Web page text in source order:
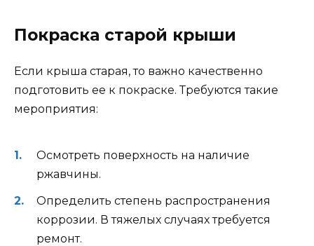
Покраска старой крыши
Если крыша старая, то важно качественно
подготовить ее к покраске. Требуются такие
мероприятия:
Осмотреть поверхность на наличие
ржавчины.
Определить степень распространения
коррозии. В тяжелых случаях требуется
ремонт.